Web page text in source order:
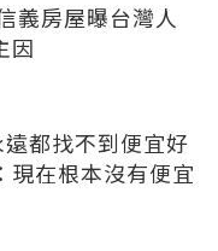
義房屋曝台灣人
因
遠都找不到便宜好
現在根本沒有便宜